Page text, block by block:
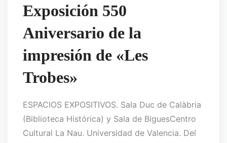
Exposición 550
Aniversario de la
impresión de «Les
Trobes»
ESPACIOS EXPOSITIVOS. Sala Duc de Calàbria
(Biblioteca Histórica) y Sala de BiguesCentro
Cultural La Nau. Universidad de Valencia. Del